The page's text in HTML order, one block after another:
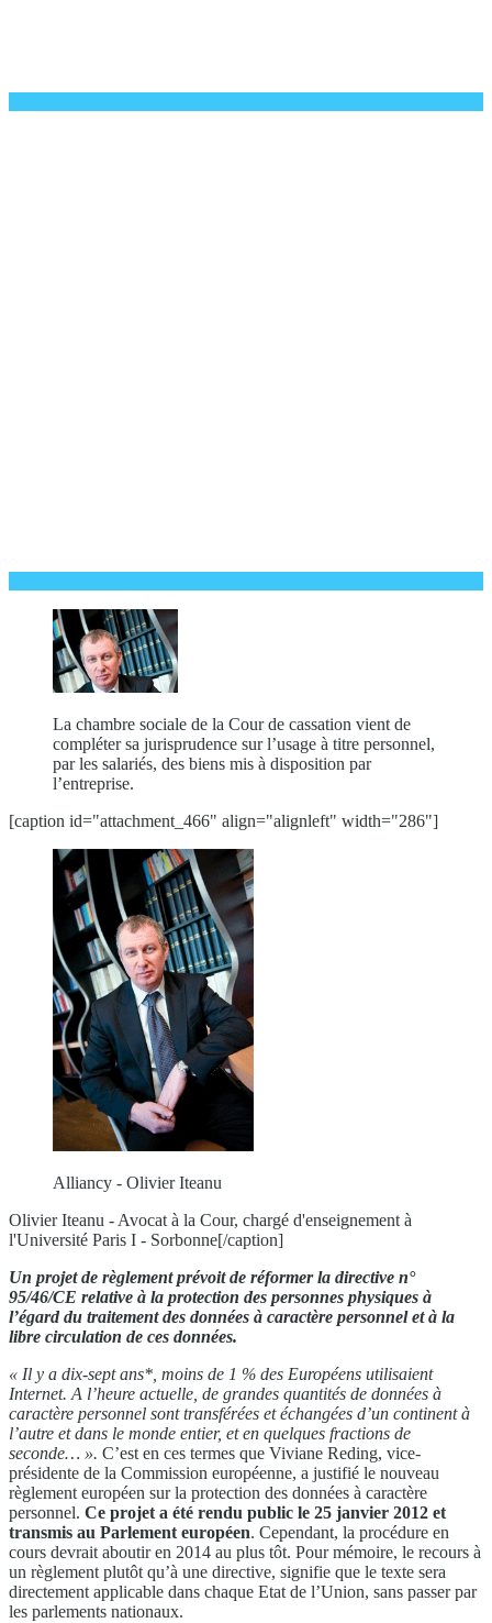
La chambre sociale de la Cour de cassation vient de
compléter sa jurisprudence sur l’usage à titre personnel,
par les salariés, des biens mis à disposition par
l’entreprise.
[caption id="attachment_466" align="alignleft" width="286"]
Alliancy - Olivier Iteanu
Olivier Iteanu - Avocat à la Cour, chargé d'enseignement à
l'Université Paris I - Sorbonne[/caption]
Un projet de règlement prévoit de réformer la directive n°
95/46/CE relative à la protection des personnes physiques à
l’égard du traitement des données à caractère personnel et à la
libre circulation de ces données.
« Il y a dix-sept ans*, moins de 1 % des Européens utilisaient
Internet. A l’heure actuelle, de grandes quantités de données à
caractère personnel sont transférées et échangées d’un continent à
l’autre et dans le monde entier, et en quelques fractions de
seconde… ». C’est en ces termes que Viviane Reding, vice-
présidente de la Commission européenne, a justifié le nouveau
règlement européen sur la protection des données à caractère
personnel. Ce projet a été rendu public le 25 janvier 2012 et
transmis au Parlement européen. Cependant, la procédure en
cours devrait aboutir en 2014 au plus tôt. Pour mémoire, le recours à
un règlement plutôt qu’à une directive, signifie que le texte sera
directement applicable dans chaque Etat de l’Union, sans passer par
les parlements nationaux.